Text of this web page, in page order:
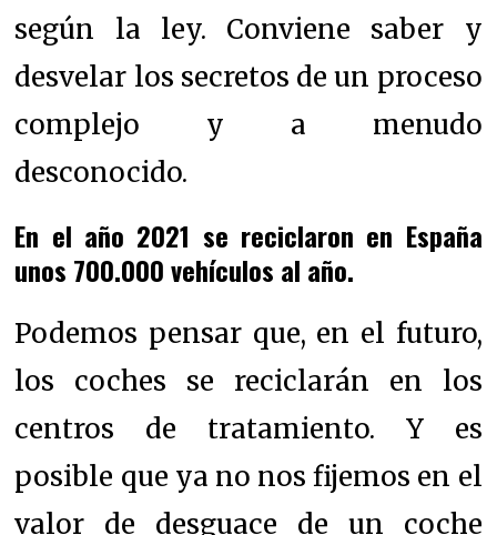
según la ley. Conviene saber y
desvelar los secretos de un proceso
complejo y a menudo
desconocido.
En el año 2021 se reciclaron en España
unos 700.000 vehículos al año.
Podemos pensar que, en el futuro,
los coches se reciclarán en los
centros de tratamiento. Y es
posible que ya no nos fijemos en el
valor de desguace de un coche